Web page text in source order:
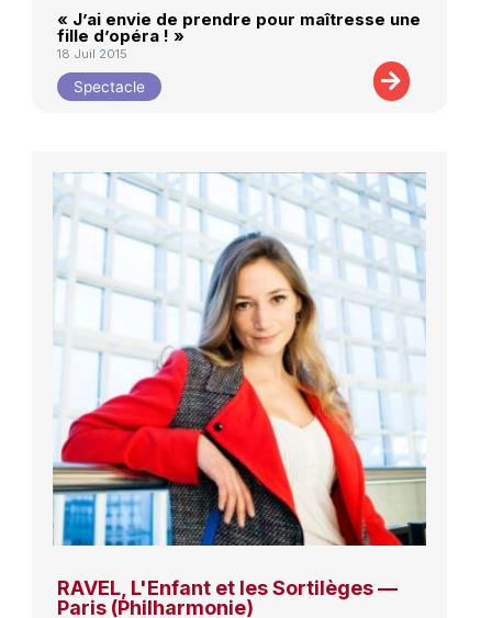
« J’ai envie de prendre pour maîtresse une
fille d’opéra ! »
18 Juil 2015
Spectacle
RAVEL, L'Enfant et les Sortilèges —
Paris (Philharmonie)